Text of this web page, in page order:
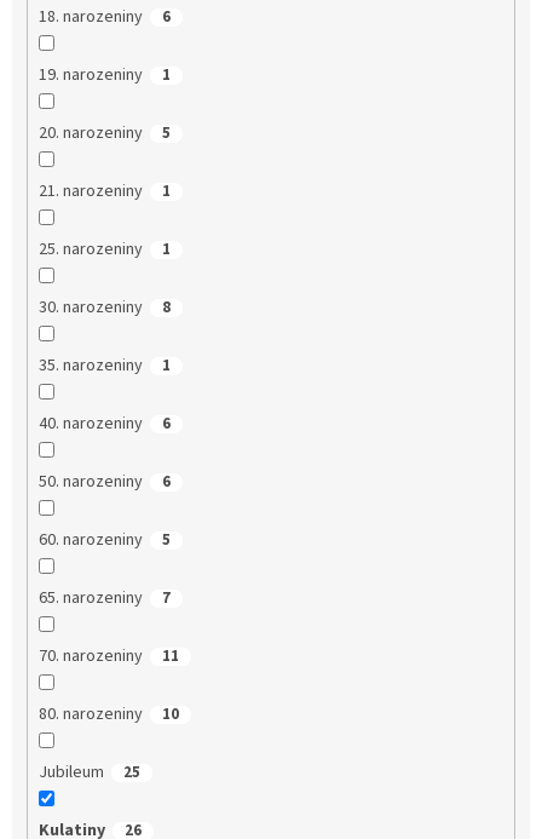
18. narozeniny 6
19. narozeniny 1
20. narozeniny 5
21. narozeniny 1
25. narozeniny 1
30. narozeniny 8
35. narozeniny 1
40. narozeniny 6
50. narozeniny 6
60. narozeniny 5
65. narozeniny 7
70. narozeniny 11
80. narozeniny 10
Jubileum 25
Kulatiny 26